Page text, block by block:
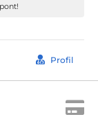
Profil